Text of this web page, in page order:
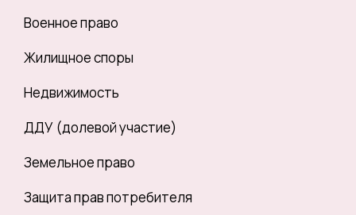
Военное право
Жилищное споры
Недвижимость
ДДУ (долевой участие)
Земельное право
Защита прав потребителя